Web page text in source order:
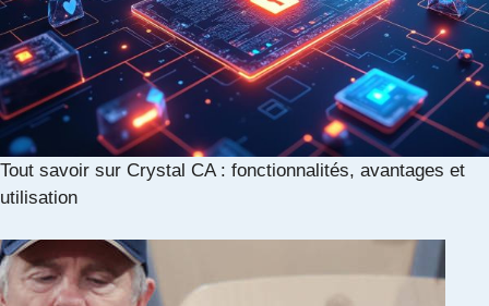
Tout savoir sur Crystal CA : fonctionnalités, avantages et
utilisation